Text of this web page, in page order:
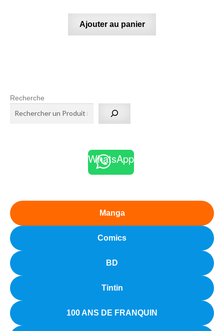
Ajouter au panier
Recherche
WhatsApp
Manga
Comics
BD
Tintin
100 ANS DE FRANQUIN